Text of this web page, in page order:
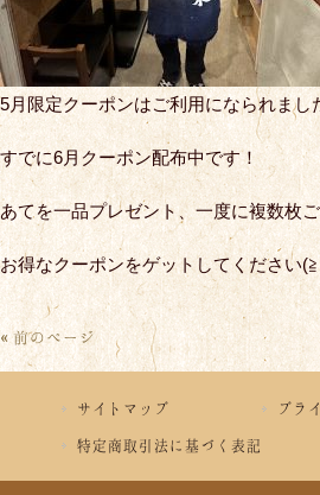
5月限定クーポンはご利用になられまし
すでに6月クーポン配布中です！
あてを一品プレゼント、一度に複数枚
お得なクーポンをゲットしてください
« 前のページ
サイトマップ プラ
特定商取引法に基づく表記